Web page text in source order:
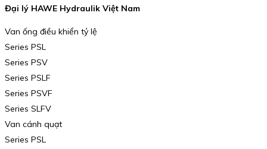
Đại lý HAWE Hydraulik Việt Nam
Van ống điều khiển tỷ lệ
Series PSL
Series PSV
Series PSLF
Series PSVF
Series SLFV
Van cánh quạt
Series PSL